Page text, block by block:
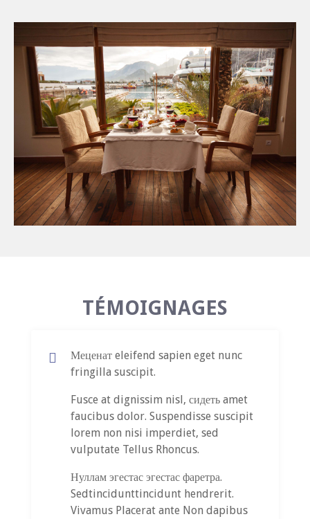
TÉMOIGNAGES
Меценат eleifend sapien eget nunc
fringilla suscipit.
Fusce at dignissim nisl, сидеть amet
faucibus dolor. Suspendisse suscipit
lorem non nisi imperdiet, sed
vulputate Tellus Rhoncus.
Нуллам эгестас эгестас фаретра.
Sedtincidunttincidunt hendrerit.
Vivamus Placerat ante Non dapibus